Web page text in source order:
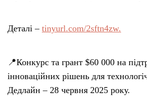
Деталі – tinyurl.com/2sftn4zw.
📍Конкурс та грант $60 000 на
інноваційних рішень для
Дедлайн – 28 червня 2025 року.